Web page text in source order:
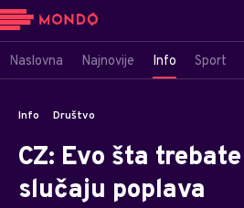
Naslovna Najnovije Info Sport
Info Društvo
CZ: Evo šta
slučaju poplava